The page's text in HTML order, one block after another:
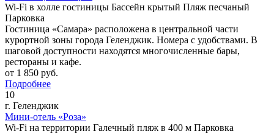
Wi-Fi в холле гостиницы Бассейн крытый Пляж песчаный
Парковка
Гостиница «Самара» расположена в центральной части
курортной зоны города Геленджик. Номера с удобствами. В
шаговой доступности находятся многочисленные бары,
рестораны и кафе.
от 1 850 руб.
Подробнее
10
г. Геленджик
Мини-отель «Роза»
Wi-Fi на территории Галечный пляж в 400 м Парковка